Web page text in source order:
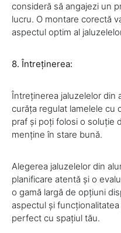
consideră să angajezi un
lucru. O montare corectă
aspectul optim al
8. Întreținerea:
Întreținerea jaluzelelor din
curăța regulat lamelele cu
praf și poți folosi o soluție
menține în stare bună.
Alegerea jaluzelelor din
planificare atentă și o
o gamă largă de opțiuni
aspectul și
perfect cu spațiul tău.